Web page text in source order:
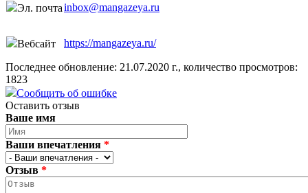
Эл. почтаinbox@mangazeya.ru
Вебсайт https://mangazeya.ru/
Последнее обновление: 21.07.2020 г., количество просмотров:
1823
Сообщить об ошибке
Оставить отзыв
Ваше имя
Ваши впечатления *
Отзыв *